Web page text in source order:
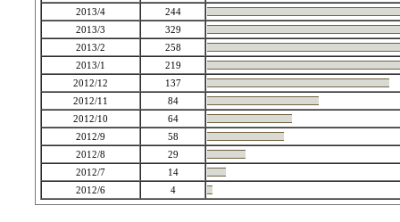
2013/4
244
2013/3
329
2013/2
258
2013/1
219
2012/12
137
2012/11
84
2012/10
64
2012/9
58
2012/8
29
2012/7
14
2012/6
4